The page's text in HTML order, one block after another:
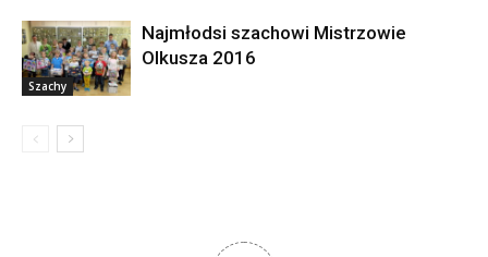
Szachy
Najmłodsi szachowi Mistrzowie
Olkusza 2016